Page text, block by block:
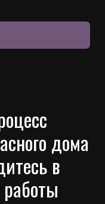
дома
в